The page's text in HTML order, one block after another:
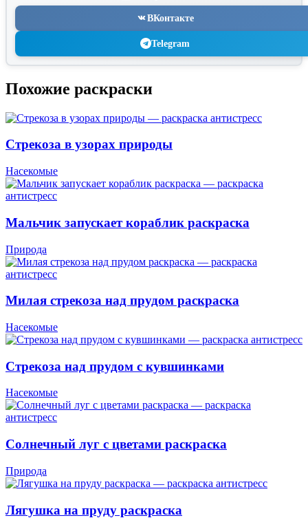
ВКонтакте
Telegram
Похожие раскраски
Стрекоза в узорах природы
Насекомые
Мальчик запускает кораблик раскраска
Природа
Милая стрекоза над прудом раскраска
Насекомые
Стрекоза над прудом с кувшинками
Насекомые
Солнечный луг с цветами раскраска
Природа
Лягушка на пруду раскраска